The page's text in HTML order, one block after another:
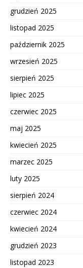
grudzień 2025
listopad 2025
październik 2025
wrzesień 2025
sierpień 2025
lipiec 2025
czerwiec 2025
maj 2025
kwiecień 2025
marzec 2025
luty 2025
sierpień 2024
czerwiec 2024
kwiecień 2024
grudzień 2023
listopad 2023